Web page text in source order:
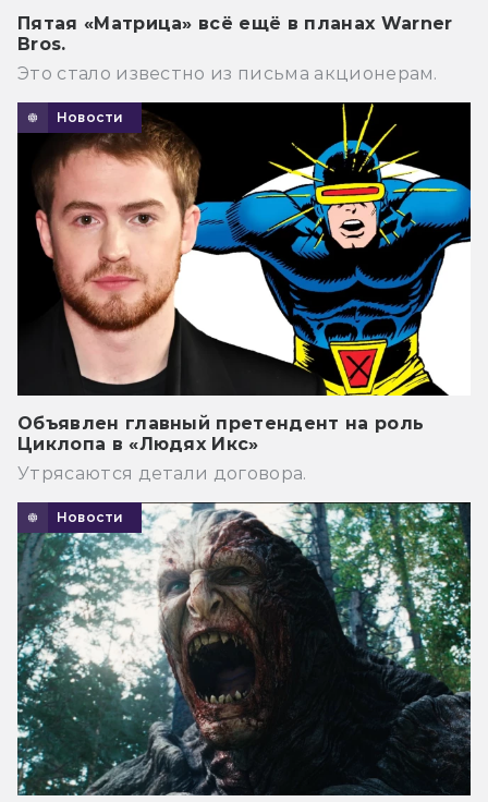
Пятая «Матрица» всё ещё в планах Warner
Bros.
Это стало известно из письма акционерам.
Новости
Объявлен главный претендент на роль
Циклопа в «Людях Икс»
Утрясаются детали договора.
Новости